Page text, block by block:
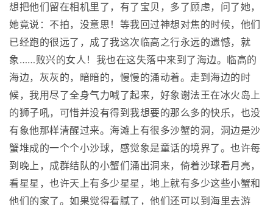
想把他们留在相机里了，有了宝贝，多了顾虑，问了她，
她竟说：不拍，没意思！等我回过神想对焦的时候，他们
已经跑的很远了，成了我这次临高之行永远的遗憾，就
象……败兴的女人！我也在这失落中来到了海边。临高的
海边，灰灰的，暗暗的，慢慢的涌动着。走到海边的时
候，我用尽了全身气力喊了起来，好象谢法王在冰火岛上
的狮子吼，可惜并没有得到我想要的那么多的快乐，也没
有象他那样清醒过来。海滩上有很多沙蟹的洞，洞边是沙
蟹堆成的一个个小沙球，感觉象是童话的境界了。也许每
到晚上，成群结队的小蟹们涌出洞来，倚着沙球看月亮，
看星星，也许天上有多少星星，地上就有多少这些小蟹和
他们的家了。如果觉得看腻了，他们还可以到海里去游